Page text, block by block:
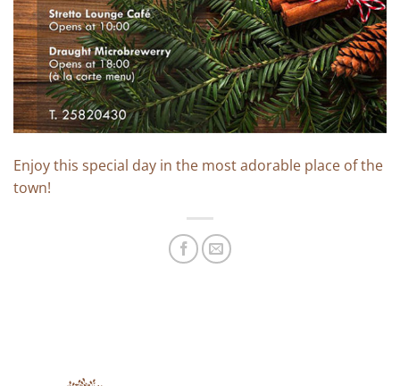
Enjoy this special day in the most adorable place of the
town!